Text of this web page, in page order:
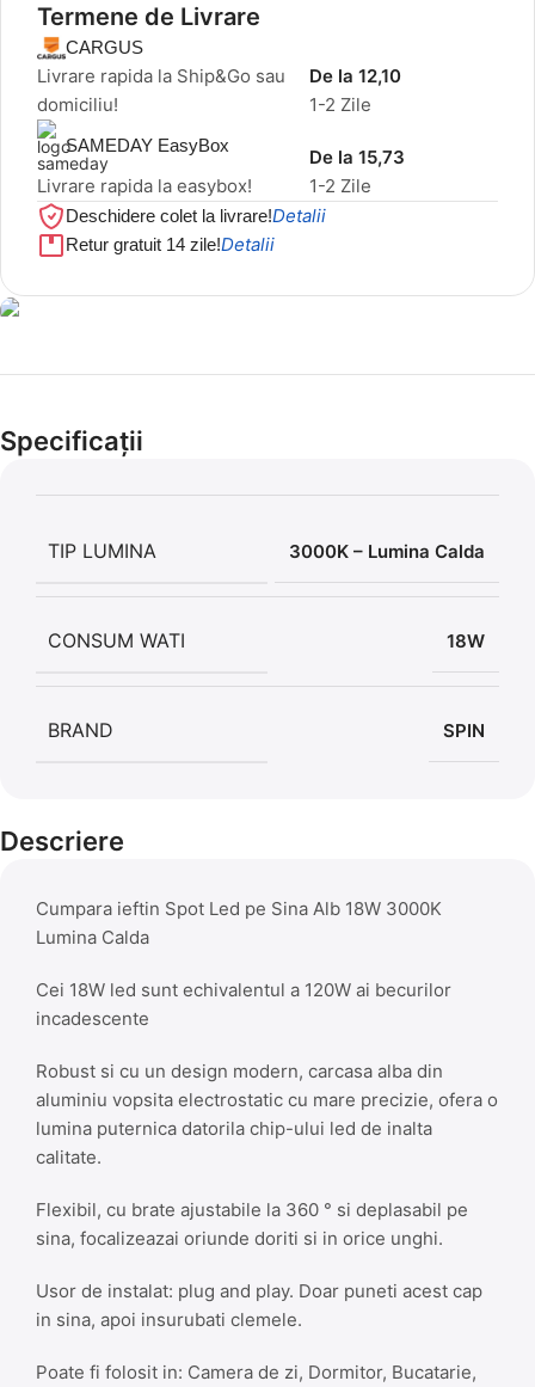
Termene de Livrare
CARGUS
Livrare rapida la Ship&Go sau
domiciliu!
1-2 Zile
De la 12,10
SAMEDAY EasyBox
Livrare rapida la easybox! 1-2 Zile
De la 15,73
Deschidere colet la livrare!Detalii
Retur gratuit 14 zile!Detalii
Cel mai mic preț!
56,86 LEI
Specificații
TIP LUMINA 3000K – Lumina Calda
CONSUM WATI 18W
BRAND SPIN
Descriere
Cumpara ieftin Spot Led pe Sina Alb 18W 3000K
Lumina Calda
Cei 18W led sunt echivalentul a 120W ai becurilor
incadescente
Robust si cu un design modern, carcasa alba din
aluminiu vopsita electrostatic cu mare precizie, ofera o
lumina puternica datorila chip-ului led de inalta
calitate.
Flexibil, cu brate ajustabile la 360 ° si deplasabil pe
sina, focalizeazai oriunde doriti si in orice unghi.
Usor de instalat: plug and play. Doar puneti acest cap
in sina, apoi insurubati clemele.
Poate fi folosit in: Camera de zi, Dormitor, Bucatarie,